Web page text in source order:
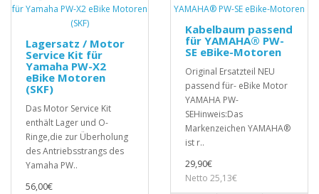
Lagersatz / Motor
Service Kit für
Yamaha PW-X2
eBike Motoren
(SKF)
Das Motor Service Kit
enthält Lager und O-
Ringe,die zur Überholung
des Antriebsstrangs des
Yamaha PW..
56,00€
Kabelbaum passend
für YAMAHA® PW-
SE eBike-Motoren
Original Ersatzteil NEU
passend für- eBike Motor
YAMAHA PW-
SEHinweis:Das
Markenzeichen YAMAHA®
ist r..
29,90€
Netto 25,13€